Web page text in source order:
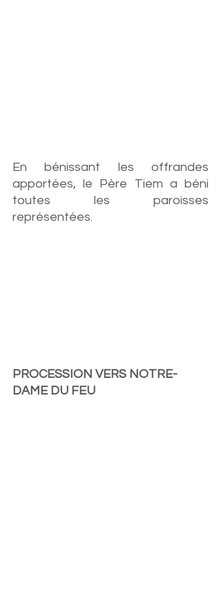
En bénissant les offrandes
apportées, le Père Tiem a béni
toutes les paroisses
représentées.
PROCESSION VERS NOTRE-
DAME DU FEU